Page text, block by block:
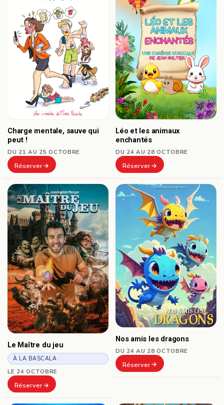
Charge mentale, sauve qui
peut !
DU 21 AU 25 OCTOBRE
Réserver
Léo et les animaux
enchantés
DU 24 AU 28 OCTOBRE
Réserver
Le Maître du jeu
À LA BASCALA
LE 24 OCTOBRE
Réserver
Nos amis les dragons
DU 24 AU 28 OCTOBRE
Réserver